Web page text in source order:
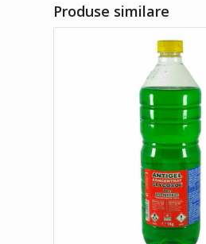
Produse similare